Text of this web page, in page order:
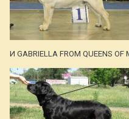
И GABRIELLA FROM QUEENS OF